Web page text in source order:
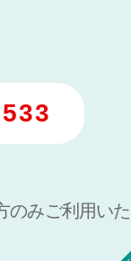
のみご利用いた